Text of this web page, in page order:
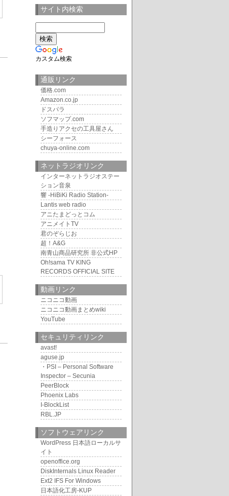
カサイト内検索
カスタム検索
通販リンク
価格.com
Amazon.co.jp
ドスパラ
ソフマップ.com
手造りアクセの工具屋さん
シーフォース
chuya-online.com
ネットラジオリンク
インターネットラジオステー
ション音泉
響 -HiBiKi Radio Station-
Lantis web radio
アニたまどっとコム
アニメイトTV
君のぞらじお
超！A&G
南青山商品研究所 非公式HP
Oh!sama TV KING
RECORDS OFFICIAL SITE
動画リンク
ニコニコ動画
ニコニコ動画まとめwiki
YouTube
セキュリティリンク
avast!
aguse.jp
・PSI – Personal Software
Inspector – Secunia
PeerBlock
Phoenix Labs
I-BlockList
RBL.JP
ソフトウェアリンク
WordPress 日本語ローカルサ
イト
openoffice.org
DiskInternals Linux Reader
Ext2 IFS For Windows
日本語化工房-KUP